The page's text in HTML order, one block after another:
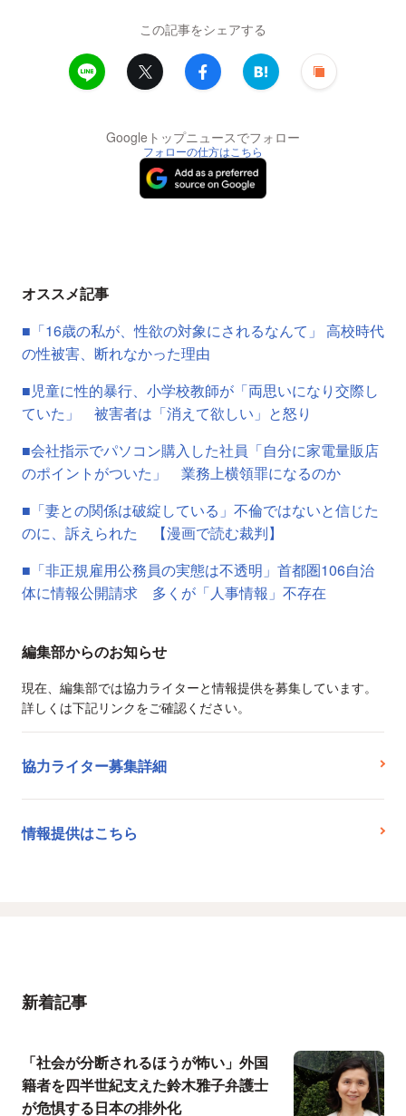
この記事をシェアする
Googleトップニュースでフォロー
フォローの仕方はこちら
オススメ記事
■「16歳の私が、性欲の対象にされるなんて」 高校時代
の性被害、断れなかった理由
■児童に性的暴行、小学校教師が「両思いになり交際し
ていた」 被害者は「消えて欲しい」と怒り
■会社指示でパソコン購入した社員「自分に家電量販店
のポイントがついた」 業務上横領罪になるのか
■「妻との関係は破綻している」不倫ではないと信じた
のに、訴えられた 【漫画で読む裁判】
■「非正規雇用公務員の実態は不透明」首都圏106自治
体に情報公開請求 多くが「人事情報」不存在
編集部からのお知らせ
現在、編集部では協力ライターと情報提供を募集しています。
詳しくは下記リンクをご確認ください。
協力ライター募集詳細
情報提供はこちら
新着記事
「社会が分断されるほうが怖い」外国
籍者を四半世紀支えた鈴木雅子弁護士
が危惧する日本の排外化